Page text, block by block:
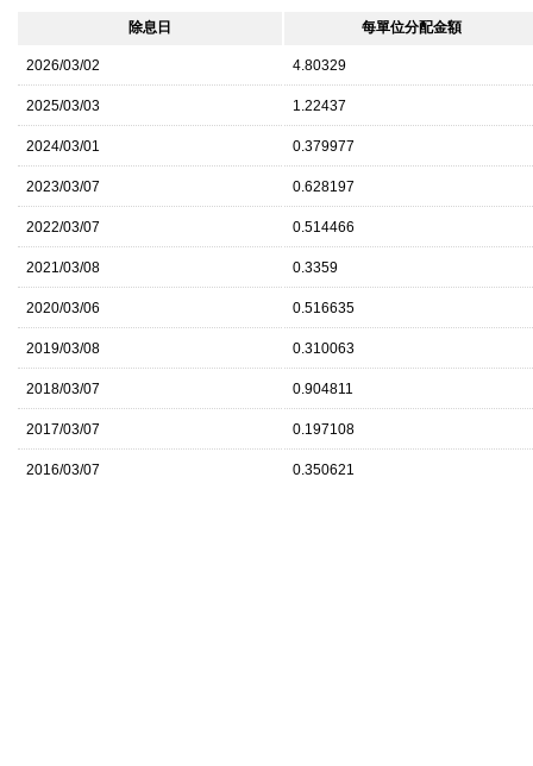
除息日 每單位分配金額
2026/03/02 4.80329
2025/03/03 1.22437
2024/03/01 0.379977
2023/03/07 0.628197
2022/03/07 0.514466
2021/03/08 0.3359
2020/03/06 0.516635
2019/03/08 0.310063
2018/03/07 0.904811
2017/03/07 0.197108
2016/03/07 0.350621